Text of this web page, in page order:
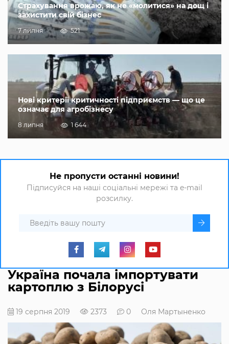
Страхування врожаю, як не «молитися» на дощ і
захистити свій бізнес
7 липня 521
Нові критерії критичності підприємств — що це
означає для агробізнесу
8 липня 1 644
Не пропусти останні новини!
Підписуйся на наші соціальні мережі та e-mail
розсилку.
Україна почала імпортувати
картоплю з Білорусі
19 серпня 2019 2373 0 Оля Мартыненко